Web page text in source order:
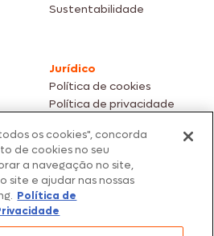
Sustentabilidade
Jurídico
Política de cookies
Política de privacidade
Ofertas válidas enquanto durarem os
| Vendas sujeitas a análise e confirmação
de pagamento são válidos
em nossos parceiros.
a disponibilidade de estoque.
os cookies", concorda
de cookies no seu
a navegação no site,
site e ajudar nas nossas
Política de